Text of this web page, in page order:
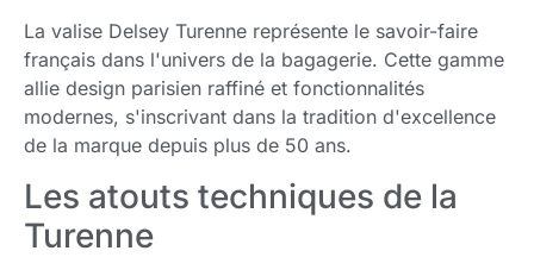
La valise Delsey Turenne représente le savoir-faire
français dans l'univers de la bagagerie. Cette gamme
allie design parisien raffiné et fonctionnalités
modernes, s'inscrivant dans la tradition d'excellence
de la marque depuis plus de 50 ans.
Les atouts techniques de la
Turenne